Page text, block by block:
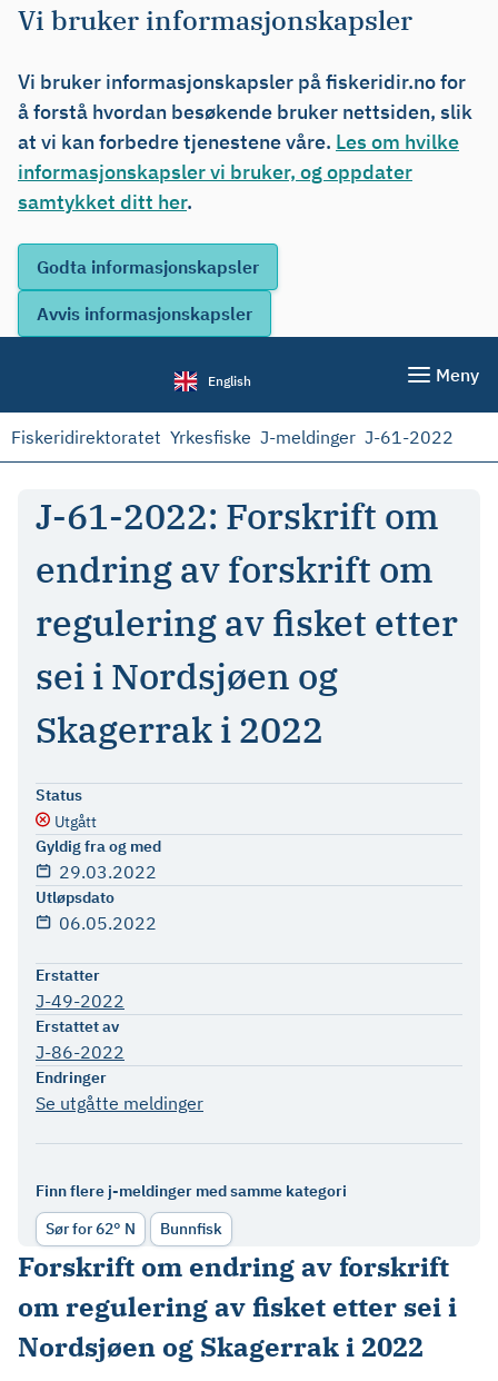
Vi bruker informasjonskapsler
Vi bruker informasjonskapsler på fiskeridir.no for
å forstå hvordan besøkende bruker nettsiden, slik
at vi kan forbedre tjenestene våre. Les om hvilke
informasjonskapsler vi bruker, og oppdater
samtykket ditt her.
English Meny
Fiskeridirektoratet Yrkesfiske J-meldinger J-61-2022
J-61-2022: Forskrift om
endring av forskrift om
regulering av fisket etter
sei i Nordsjøen og
Skagerrak i 2022
Status
Utgått
Gyldig fra og med
29.03.2022
Utløpsdato
06.05.2022
Erstatter
J-49-2022
Erstattet av
J-86-2022
Endringer
Se utgåtte meldinger
Finn flere j-meldinger med samme kategori
Sør for 62° N
Bunnfisk
Forskrift om endring av forskrift
om regulering av fisket etter sei i
Nordsjøen og Skagerrak i 2022